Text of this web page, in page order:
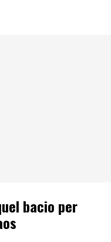
bacio per